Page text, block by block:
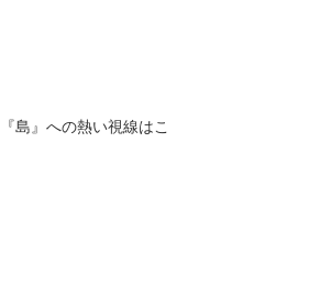
島』への熱い視線はこ